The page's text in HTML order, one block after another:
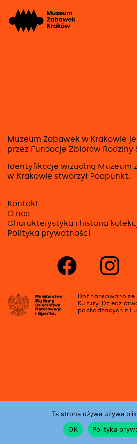
Przejdź
Muzeum Zabawek w Krakowie
przez Fundację Zbiorów Rodziny
Identyfikację wizualną Muzeum
w Krakowie stworzył Podpunkt.
Kontakt
O nas
Charakterystyka i historia
Polityka prywatności
Strona
na
Strona
na
Dofinansowano
Kultury,
pochodzących z
Ta strona używa używa
OK
Polityka